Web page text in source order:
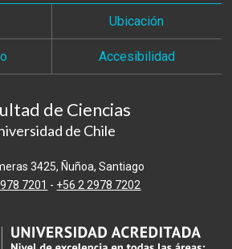
Ubicación
Accesibilidad
de Ciencias
de Chile
3425, Ñuñoa, Santiago
7201 - +56 2 2978 7202